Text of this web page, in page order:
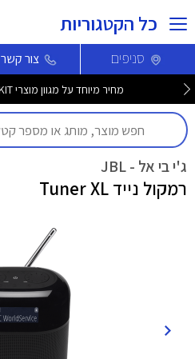
כל הקטגוריות
סניפים צור קשר
מחיר מיוחד על מגוון מוצרי PETKIT לחברי מועדון >>
ג'י בי אל - JBL
רמקול נייד Tuner XL